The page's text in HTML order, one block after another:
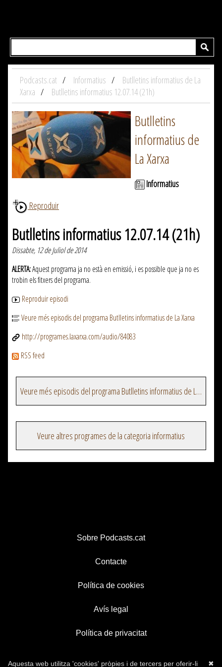
Podcasts.cat Informatius
Butlletins informatius de La
Xarxa
Butlletins informatius 12.07.14 (21h)
Butlletins
informatius de
La Xarxa
Informatius
Reproduir
Butlletins informatius 12.07.14 (21h)
Dissabte, 12 de Juliol de 2014
ALERTA:Aquest programa ja no està en emissió, i es possible que ja no es
trobin els fitxers del programa.
Reproduir episodi
Veure més episodis del programa Butlletins informatius de La Xarxa
http://programes.laxarxa.com/audio/84083
RSS feed
Veure més episodis del programa Butlletins informatius de La Xarxa
Veure altres programes de la categoria informatius
Sobre Podcasts.cat
Contacte
Política de cookies
Avís legal
Política de privacitat
✖
Aquesta web utilitza 'cookies' pròpies i de tercers per oferir-li